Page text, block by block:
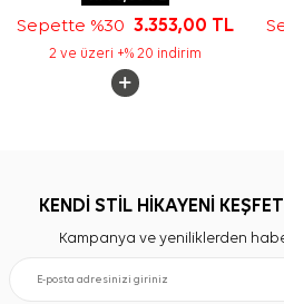
Sepette %30 3.353,00 TL
2 ve üzeri +% 20 indirim
KENDİ STİL HİKAYENİ
Kampanya ve yeniliklerden